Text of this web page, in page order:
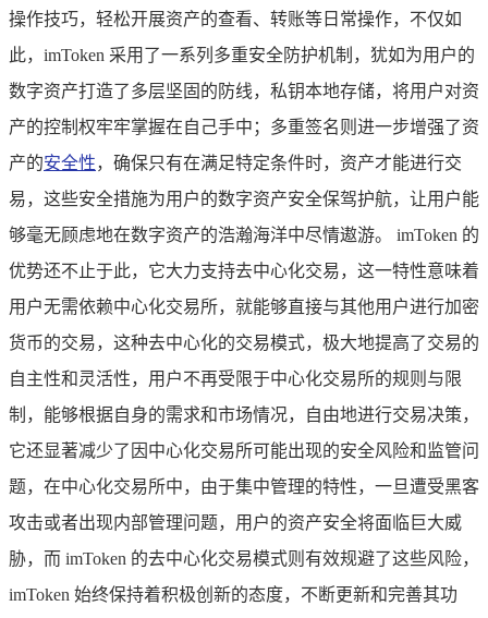
操作技巧，轻松开展资产的查看、转账等日常操作，不仅如
此，imToken 采用了一系列多重安全防护机制，犹如为用户的
数字资产打造了多层坚固的防线，私钥本地存储，将用户对资
产的控制权牢牢掌握在自己手中；多重签名则进一步增强了资
产的安全性，确保只有在满足特定条件时，资产才能进行交
易，这些安全措施为用户的数字资产安全保驾护航，让用户能
够毫无顾虑地在数字资产的浩瀚海洋中尽情遨游。 imToken 的
优势还不止于此，它大力支持去中心化交易，这一特性意味着
用户无需依赖中心化交易所，就能够直接与其他用户进行加密
货币的交易，这种去中心化的交易模式，极大地提高了交易的
自主性和灵活性，用户不再受限于中心化交易所的规则与限
制，能够根据自身的需求和市场情况，自由地进行交易决策，
它还显著减少了因中心化交易所可能出现的安全风险和监管问
题，在中心化交易所中，由于集中管理的特性，一旦遭受黑客
攻击或者出现内部管理问题，用户的资产安全将面临巨大威
胁，而 imToken 的去中心化交易模式则有效规避了这些风险，
imToken 始终保持着积极创新的态度，不断更新和完善其功